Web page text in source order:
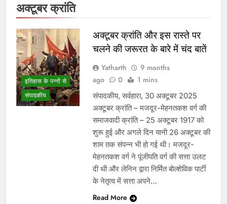
अक्टूबर क्रांति
इतिहास के पन्नों से
संपादकीय
अक्‍टूबर क्रांति और इस रास्‍ते पर
चलने की जरूरत के बारे में चंद बातें
Yatharth
9 months
ago
0 1 mins
संपादकीय, सर्वहारा, 30 अक्टूबर 2025
अक्‍टूबर क्रांति – मजदूर-मेहनतकश वर्ग की
समाजवादी क्रांति – 25 अक्‍टूबर 1917 को
शुरू हुई और अगले दिन यानी 26 अक्‍टूबर की
शाम तक संपन्‍न भी हो गई थी। मजदूर-
मेहनतकश वर्ग ने पूंजीपति वर्ग की सत्ता उलट
दी थी और लेनिन द्वारा निर्मित बोल्‍शेविक पार्टी
के नेतृत्‍व में सत्ता अपने…
Read More